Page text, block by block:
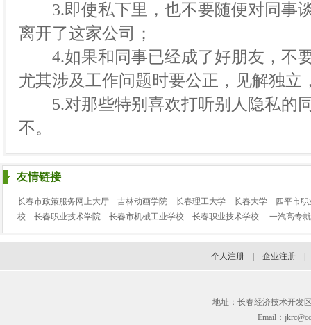
3.即使私下里，也不要随便对同事
离开了这家公司；
4.如果和同事已经成了好朋友，不
尤其涉及工作问题时要公正，见解独立
5.对那些特别喜欢打听别人隐私的
不。
友情链接
长春市政策服务网上大厅 吉林动画学院 长春理工大学 长春大学
四平市
校
长春职业技术学院 长春市机械工业学校 长春职业技术学校 一汽高专
个人注册 企业注册
地址：长春经济技术开发
Email：